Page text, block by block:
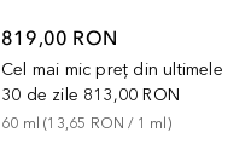
819,00 RON
Cel mai mic preț din ultimele
30 de zile 813,00 RON
60 ml (13,65 RON / 1 ml)